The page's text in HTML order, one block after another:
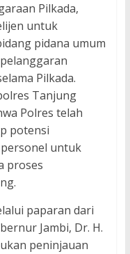
Pilkada,
untuk
pidana umum
Pilkada.
Tanjung
Polres telah
potensi
untuk
proses
paparan dari
Jambi, Dr. H.
peninjauan